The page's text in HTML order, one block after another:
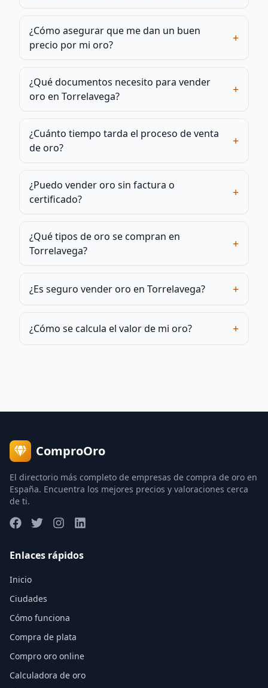
¿Cómo asegurar que me dan un buen
precio por mi oro?
+
¿Qué documentos necesito para vender
oro en Torrelavega?
+
¿Cuánto tiempo tarda el proceso de venta
de oro?
+
¿Puedo vender oro sin factura o
certificado?
+
¿Qué tipos de oro se compran en
Torrelavega?
+
¿Es seguro vender oro en Torrelavega? +
¿Cómo se calcula el valor de mi oro? +
ComproOro
El directorio más completo de empresas de compra de oro en
España. Encuentra los mejores precios y valoraciones cerca
de ti.
Enlaces rápidos
Inicio
Ciudades
Cómo funciona
Compra de plata
Compro oro online
Calculadora de oro